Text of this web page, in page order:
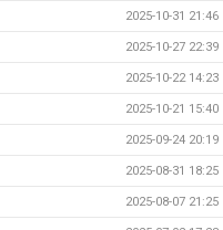
2025-10-31 21:46
2025-10-27 22:39
2025-10-22 14:23
2025-10-21 15:40
2025-09-24 20:19
2025-08-31 18:25
2025-08-07 21:25